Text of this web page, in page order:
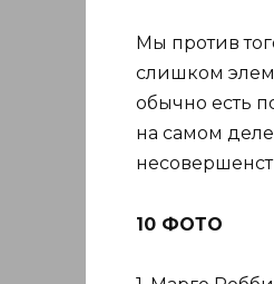
Мы против
слишком
обычно есть
на самом
10 ФОТО